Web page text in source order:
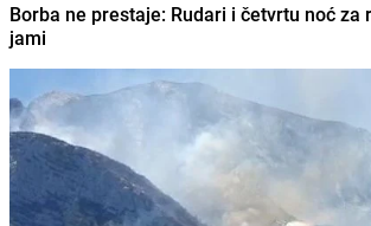
Borba ne prestaje: Rudari i četvrtu noć za
jami